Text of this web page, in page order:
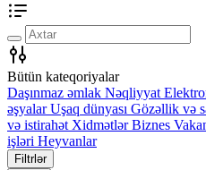
Bütün kateqoriyalar
Daşınmaz əmlak Nəqliyyat
əşyalar Uşaq dünyası Gözəllik və
və istirahət Xidmətlər Biznes
işləri Heyvanlar
Filtrlər